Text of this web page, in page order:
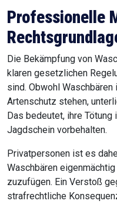
Professionelle
Die Bekämpfung von
klaren gesetzlichen
sind. Obwohl
Artenschutz stehen,
Das bedeutet, ihre
Jagdschein vorbehalten.
Privatpersonen ist es
Waschbären
zuzufügen. Ein Verstoß
strafrechtliche